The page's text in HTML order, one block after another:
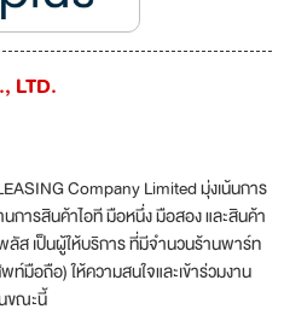
LTD.
Company Limited มุ่งเน้นการ
การสินค้าไอที มือหนึ่ง มือสอง และสินค้า
ลัส เป็นผู้ให้บริการ ที่มีจำนวนร้านพาร์ท
ท์มือถือ) ให้ความสนใจและเข้าร่วมงาน
ขณะนี้